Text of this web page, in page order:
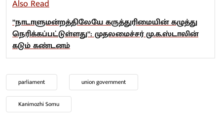
Also Read
”நாடாளுமன்றத்திலேயே கருத்துரிமையின் கழுத்து
நெரிக்கப்பட்டுள்ளது”: முதலமைச்சர் மு.க.ஸ்டாலின்
கடும் கண்டனம்
parliament union government
Kanimozhi Somu